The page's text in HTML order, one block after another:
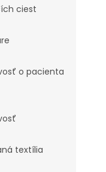
ciest
o pacienta
textília